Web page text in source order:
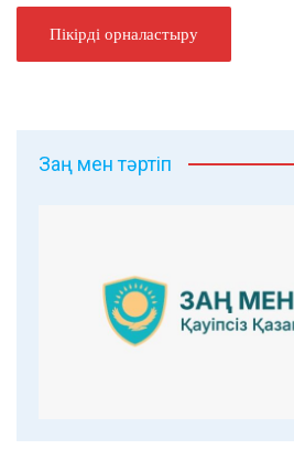
Заң мен тәртіп